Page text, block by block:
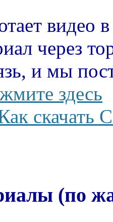
видео
через
и мы
здесь
скачать
(по